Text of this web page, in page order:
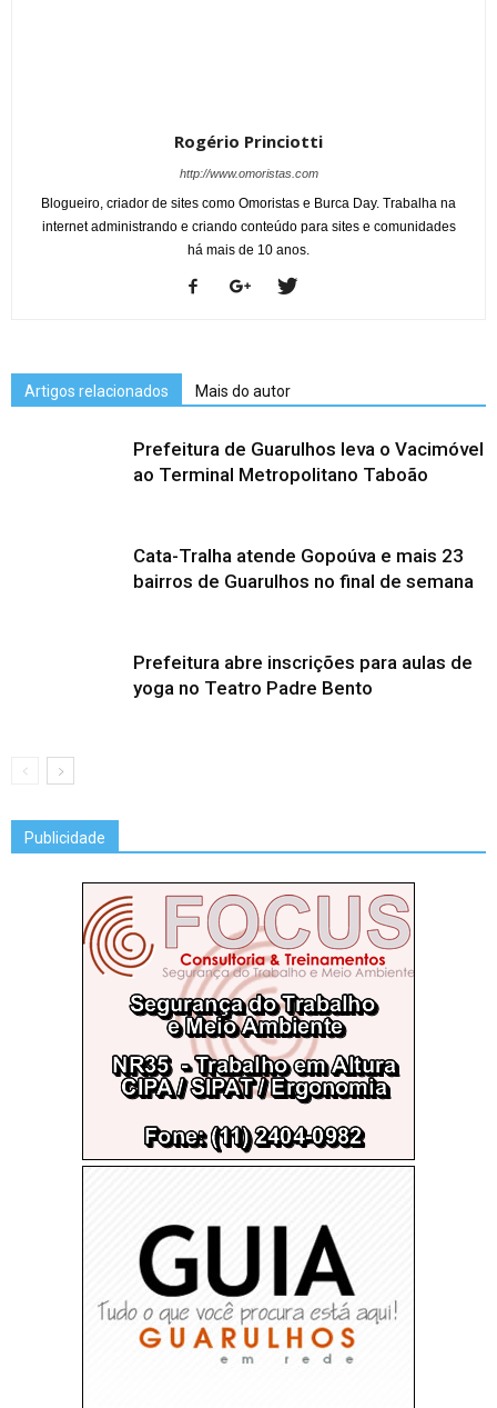
Rogério Princiotti
http://www.omoristas.com
Blogueiro, criador de sites como Omoristas e Burca Day. Trabalha na
internet administrando e criando conteúdo para sites e comunidades
há mais de 10 anos.
Artigos relacionados Mais do autor
Prefeitura de Guarulhos leva o Vacimóvel
ao Terminal Metropolitano Taboão
Cata-Tralha atende Gopoúva e mais 23
bairros de Guarulhos no final de semana
Prefeitura abre inscrições para aulas de
yoga no Teatro Padre Bento
Publicidade